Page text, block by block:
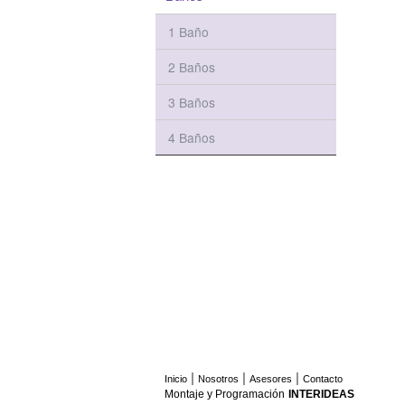
1 Baño
2 Baños
3 Baños
4 Baños
Inicio | Nosotros | Asesores | Contacto
Montaje y Programación INTERIDEAS